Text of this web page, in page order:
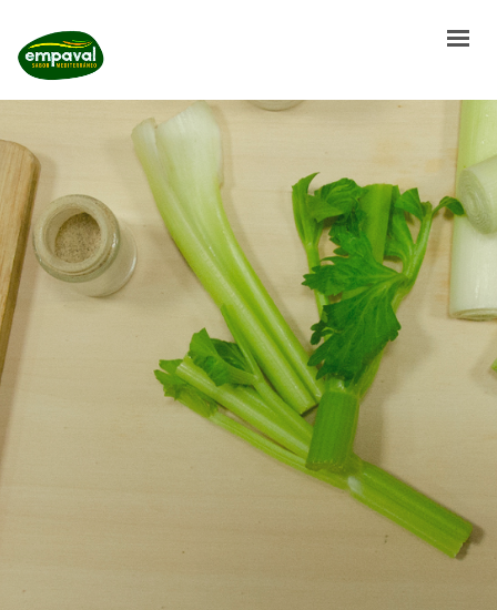
HOME
HISTORIA
NUESTROS ENVASADOS
RECETAS SALUDABLES
COLOR Y SALUD
CONTROL DE CALIDAD
TRABAJA CON NOSOTROS
CONTACTO